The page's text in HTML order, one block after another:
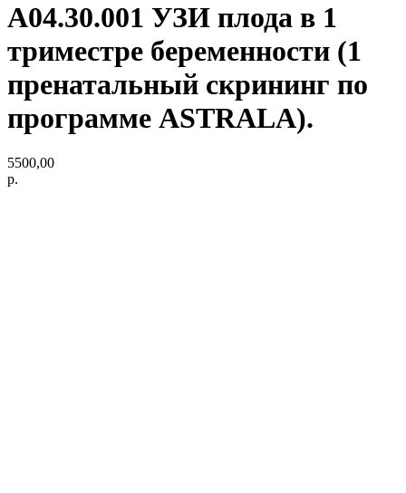
А04.30.001 УЗИ плода в 1
триместре беременности (1
пренатальный скрининг по
программе ASTRALA).
5500,00
р.